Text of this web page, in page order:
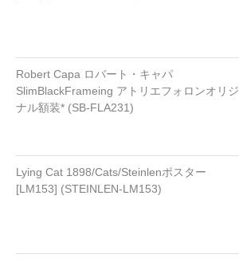
Robert Capa ロバート・キャパ
SlimBlackFrameing アトリエフォロンオリジ
ナル額装* (SB-FLA231)
Lying Cat 1898/Cats/Steinlenポスター
[LM153] (STEINLEN-LM153)